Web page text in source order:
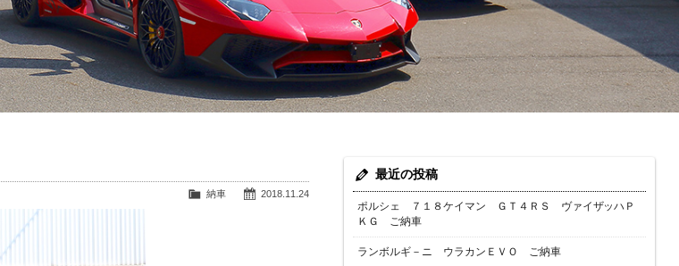
2018.11.24
納車
最近の投稿
ポルシェ ７１８ケイマン ＧＴ４ＲＳ ヴァイザッハＰ
ＫＧ ご納車
ランボルギ－ニ ウラカンＥＶＯ ご納車